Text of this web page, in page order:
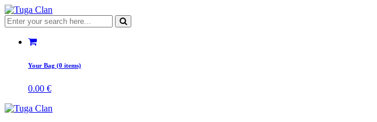
Your Bag (0 items)
0.00 €